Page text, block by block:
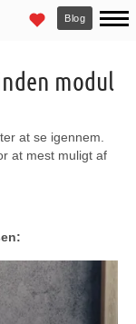
Blog
modul
at se igennem.
at mest muligt af